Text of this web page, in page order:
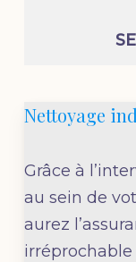
Nettoyage
Grâce à
au sein de
aurez
irréprochable